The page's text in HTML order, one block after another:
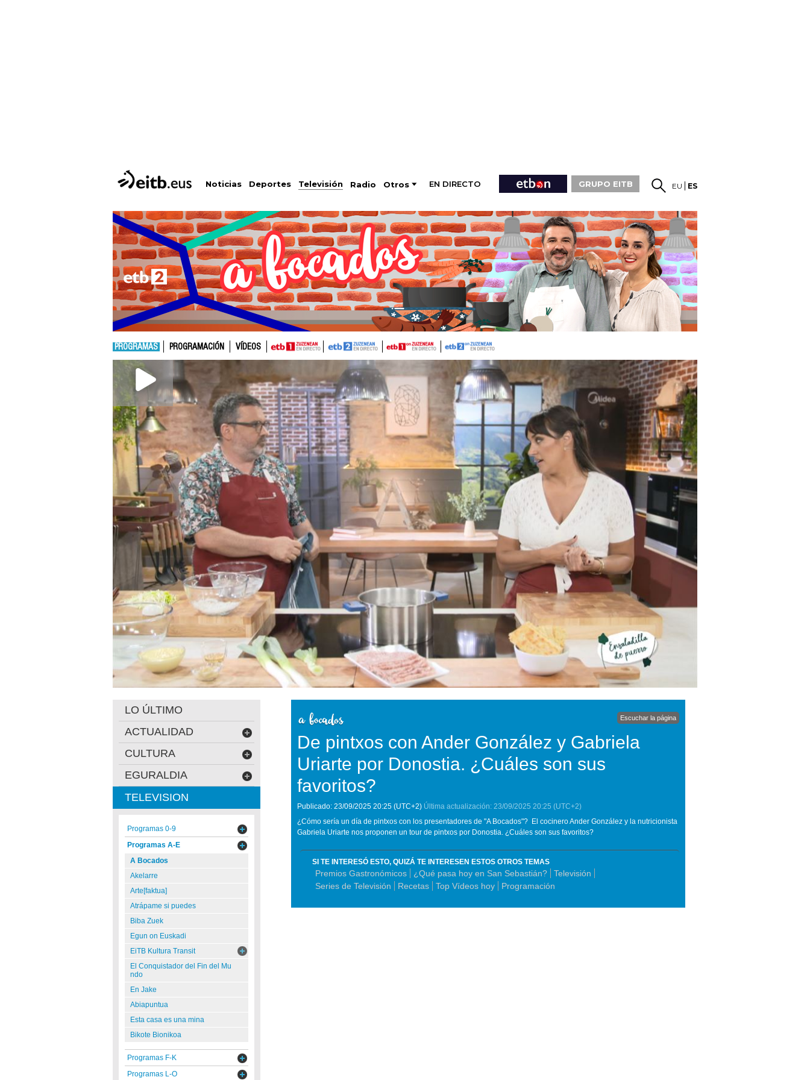
Noticias Deportes Televisión Radio Otros EN DIRECTO GRUPO EITB EU ES
PROGRAMAS PROGRAMACIÓN VÍDEOS
Escuchar la página
De pintxos con Ander González y Gabriela
Uriarte por Donostia. ¿Cuáles son sus
favoritos?
Publicado: 23/09/2025 20:25 (UTC+2) Última actualización: 23/09/2025 20:25 (UTC+2)
¿Cómo sería un día de pintxos con los presentadores de "A Bocados"? El cocinero Ander González y la nutricionista
Gabriela Uriarte nos proponen un tour de pintxos por Donostia. ¿Cuáles son sus favoritos?
SI TE INTERESÓ ESTO, QUIZÁ TE INTERESEN ESTOS OTROS TEMAS
Premios Gastronómicos ¿Qué pasa hoy en San Sebastián?
Televisión
Series de Televisión
Recetas Top Vídeos hoy Programación
LO ÚLTIMO
ACTUALIDAD
CULTURA
EGURALDIA
TELEVISION
Programas 0-9
Programas A-E
A Bocados
Akelarre
Arte[faktua]
Atrápame si puedes
Biba Zuek
Egun on Euskadi
EiTB Kultura Transit
El Conquistador del Fin del Mu
ndo
En Jake
Abiapuntua
Esta casa es una mina
Bikote Bionikoa
Programas F-K
Programas L-O